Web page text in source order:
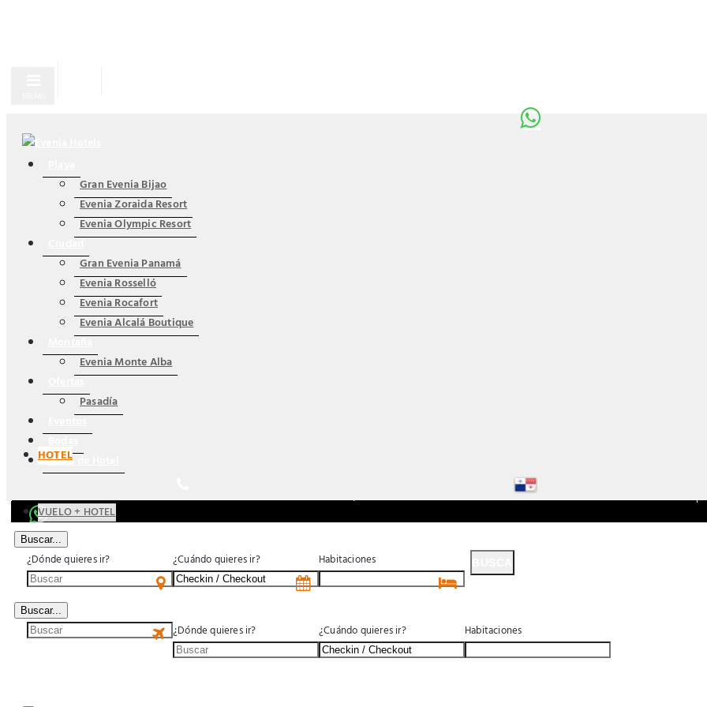
Gran Evenia Bijao
Evenia Zoraida Resort
Evenia Olympic Resort
Gran Evenia Panamá
Evenia Rosselló
Evenia Rocafort
Evenia Alcalá Boutique
Evenia Monte Alba
Pasadía
Tipos de Hotel
US$
HOTEL
VUELO + HOTEL
Buscar...
¿Dónde quieres ir? ¿Cuándo quieres ir? Habitaciones
Buscar...
¿Dónde quieres ir? ¿Cuándo quieres ir? Habitaciones